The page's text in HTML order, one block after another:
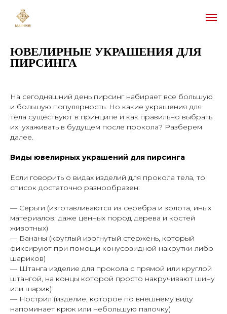
ЮВЕЛИРНЫЕ УКРАШЕНИЯ ДЛЯ
ПИРСИНГА
На сегодняшний день пирсинг набирает все большую
и большую популярность. Но какие украшения для
тела существуют в принципе и как правильно выбрать
их, ухаживать в будущем после прокола? Разберем
далее.
Виды ювелирных украшений для пирсинга
Если говорить о видах изделий для прокола тела, то
список достаточно разнообразен:
— Серьги (изготавливаются из серебра и золота, иных
материалов, даже ценных пород дерева и костей
животных)
— Бананы (круглый изогнутый стержень, который
фиксируют при помощи конусовидной накрутки либо
шариков)
— Штанга изделие для прокола с прямой или круглой
штангой, на концы которой просто накручивают шину
или шарик)
— Нострил (изделие, которое по внешнему виду
напоминает крюк или небольшую палочку)